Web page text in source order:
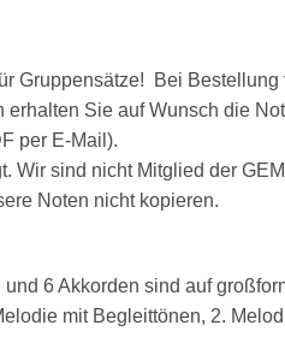
Gruppensätze! Bei
Sie auf Wunsch die
per E-Mail).
Wir sind nicht Mitglied der
Noten nicht kopieren.
6 Akkorden sind auf
mit Begleittönen, 2.